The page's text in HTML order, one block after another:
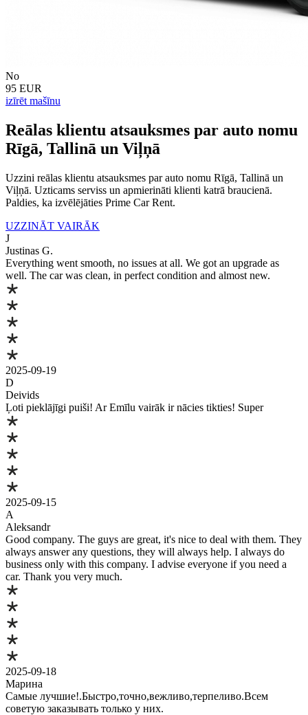
No
95 EUR
izīrēt mašīnu
Reālas klientu atsauksmes par auto nomu
Rīgā, Tallinā un Viļņā
Uzzini reālas klientu atsauksmes par auto nomu Rīgā, Tallinā un
Viļņā. Uzticams serviss un apmierināti klienti katrā braucienā.
Paldies, ka izvēlējāties Prime Car Rent.
UZZINĀT VAIRĀK
J
Justinas G.
Everything went smooth, no issues at all. We got an upgrade as
well. The car was clean, in perfect condition and almost new.
2025-09-19
D
Deivids
Ļoti pieklājīgi puiši! Ar Emīlu vairāk ir nācies tikties! Super
2025-09-15
A
Aleksandr
Good company. The guys are great, it's nice to deal with them. They
always answer any questions, they will always help. I always do
business only with this company. I advise everyone if you need a
car. Thank you very much.
2025-09-18
Марина
Самые лучшие!.Быстро,точно,вежливо,терпеливо.Всем
советую заказывать только у них.